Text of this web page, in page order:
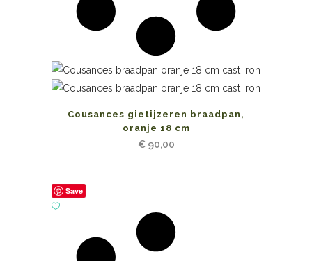
Cousances gietijzeren braadpan,
oranje 18 cm
€90,00
Save